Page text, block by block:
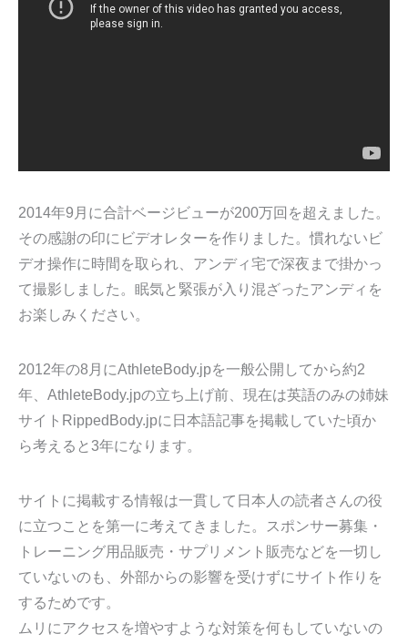
2014年9月に合計ベージビューが200万回を超えました。
その感謝の印にビデオレターを作りました。慣れないビ
デオ操作に時間を取られ、アンディ宅で深夜まで掛かっ
て撮影しました。眠気と緊張が入り混ざったアンディを
お楽しみください。
2012年の8月にAthleteBody.jpを一般公開してから約2
年、AthleteBody.jpの立ち上げ前、現在は英語のみの姉妹
サイトRippedBody.jpに日本語記事を掲載していた頃か
ら考えると3年になります。
サイトに掲載する情報は一貫して日本人の読者さんの役
に立つことを第一に考えてきました。スポンサー募集・
トレーニング用品販売・サプリメント販売などを一切し
ていないのも、外部からの影響を受けずにサイト作りを
するためです。
ムリにアクセスを増やすような対策を何もしていないの